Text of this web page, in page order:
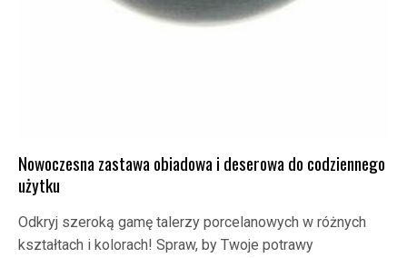
Nowoczesna zastawa obiadowa i deserowa do codziennego
użytku
Odkryj szeroką gamę talerzy porcelanowych w różnych
kształtach i kolorach! Spraw, by Twoje potrawy